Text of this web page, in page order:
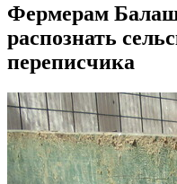
Фермерам
распознать
переписчика